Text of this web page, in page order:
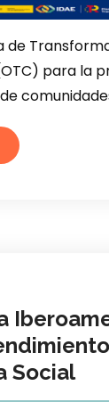
de
para la
Social